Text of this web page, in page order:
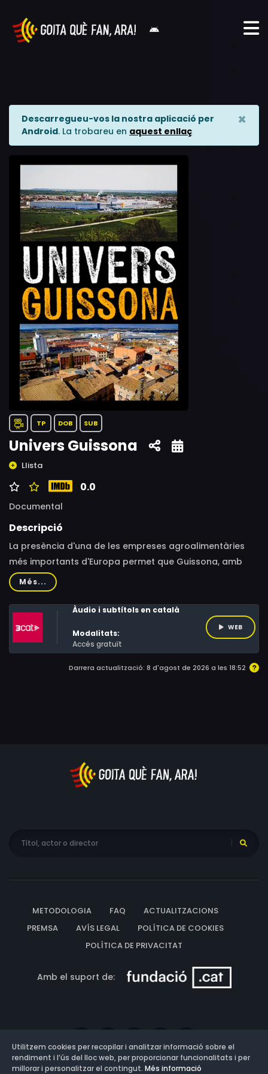
Descarregueu-vos la nostra aplicació per
Android. La trobareu en aquest enllaç
×
TP DOB SUB
Univers Guissona
Llista
0.0
Documental
Descripció
La presència d'una de les empreses agroalimentàries
més importants d'Europa permet que Guissona, amb
més del 50% d'immigració, visqui al seu propi univers. El
poble ha duplicat la població en menys de quinze anys i
s'ha convertit en el primer municipi de l'Estat Espanyol
que té més població immigrant que autòctona.
Més...
Àudio i subtítols en català
Modalitats:
Accés gratuït
WEB
Darrera actualització: 8 d'agost de 2026 a les 18:52
METODOLOGIA FAQ
ACTUALITZACIONS
PREMSA
AVÍS LEGAL
POLÍTICA DE COOKIES
POLÍTICA DE PRIVACITAT
Amb el suport de:
Utilitzem cookies per recopilar i analitzar informació sobre el
rendiment i l’ús del lloc web, per proporcionar funcionalitats i per
millorar i personalitzar el contingut. Més informació